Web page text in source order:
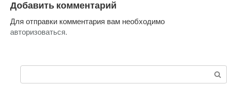
Добавить комментарий
Для отправки комментария вам необходимо
авторизоваться.
Поиск: